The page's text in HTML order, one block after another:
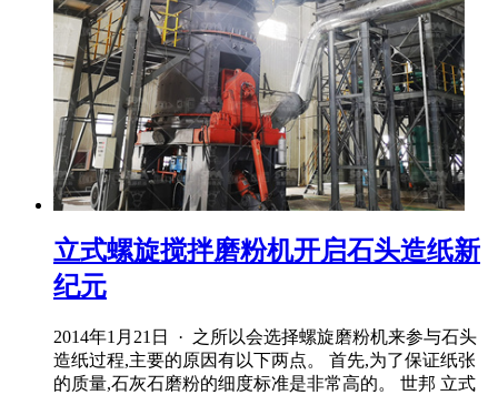
立式螺旋搅拌磨粉机开启石头造纸新
纪元
2014年1月21日 · 之所以会选择螺旋磨粉机来参与石头
造纸过程,主要的原因有以下两点。 首先,为了保证纸张
的质量,石灰石磨粉的细度标准是非常高的。 世邦 立式